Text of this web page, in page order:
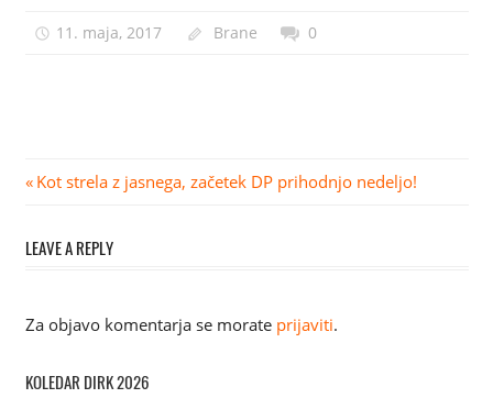
11. maja, 2017 Brane 0
Navigacija
Previous
Kot strela z jasnega, začetek DP prihodnjo nedeljo!
LEAVE A REPLY
Za objavo komentarja se morate prijaviti.
KOLEDAR DIRK 2026